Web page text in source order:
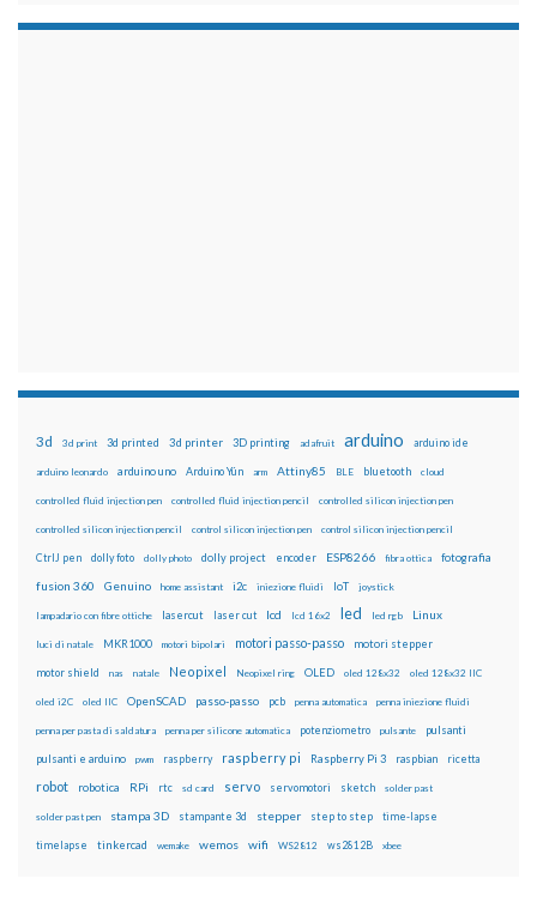
3d 3d print 3d printed 3d printer 3D printing adafruit arduino arduino ide
arduino leonardo arduino uno Arduino Yún arm Attiny85 BLE bluetooth cloud
controlled fluid injection pen controlled fluid injection pencil controlled silicon injection pen
controlled silicon injection pencil control silicon injection pen control silicon injection pencil
CtrlJ pen dolly foto dolly photo dolly project encoder ESP8266 fibra ottica fotografia
fusion 360 Genuino home assistant i2c iniezione fluidi IoT joystick
lampadario con fibre ottiche lasercut laser cut lcd lcd 16x2 led led rgb Linux
luci di natale MKR1000 motori bipolari motori passo-passo motori stepper
motor shield nas natale Neopixel Neopixel ring OLED oled 128x32 oled 128x32 IIC
oled i2C oled IIC OpenSCAD passo-passo pcb penna automatica penna iniezione fluidi
penna per pasta di saldatura penna per silicone automatica potenziometro pulsante pulsanti
pulsanti e arduino pwm raspberry raspberry pi Raspberry Pi 3 raspbian ricetta
robot robotica RPi rtc sd card servo servomotori sketch solder past
solder past pen stampa 3D stampante 3d stepper step to step time-lapse
timelapse tinkercad wemake wemos wifi WS2812 ws2812B xbee